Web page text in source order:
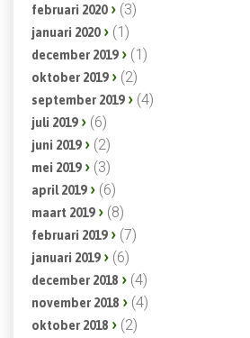
februari 2020 (3)
januari 2020 (1)
december 2019 (1)
oktober 2019 (2)
september 2019 (4)
juli 2019 (6)
juni 2019 (2)
mei 2019 (3)
april 2019 (6)
maart 2019 (8)
februari 2019 (7)
januari 2019 (6)
december 2018 (4)
november 2018 (4)
oktober 2018 (2)